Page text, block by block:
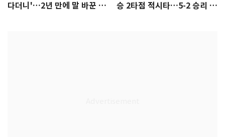
다더니'…2년 만에 말 바꾼 이
승 2타점 적시타…5-2 승리 견